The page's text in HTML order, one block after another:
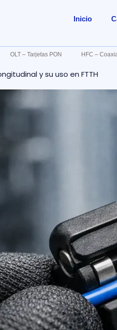
Inicio
OLT – Tarjetas PON HFC –
y su uso en FTTH